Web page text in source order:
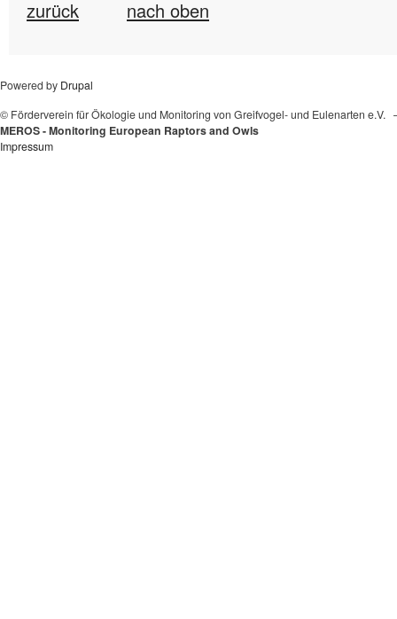
zurück nach oben
Powered by Drupal
© Förderverein für Ökologie und Monitoring von Greifvogel- und Eulenarten e.V.
MEROS - Monitoring European Raptors and Owls
Impressum